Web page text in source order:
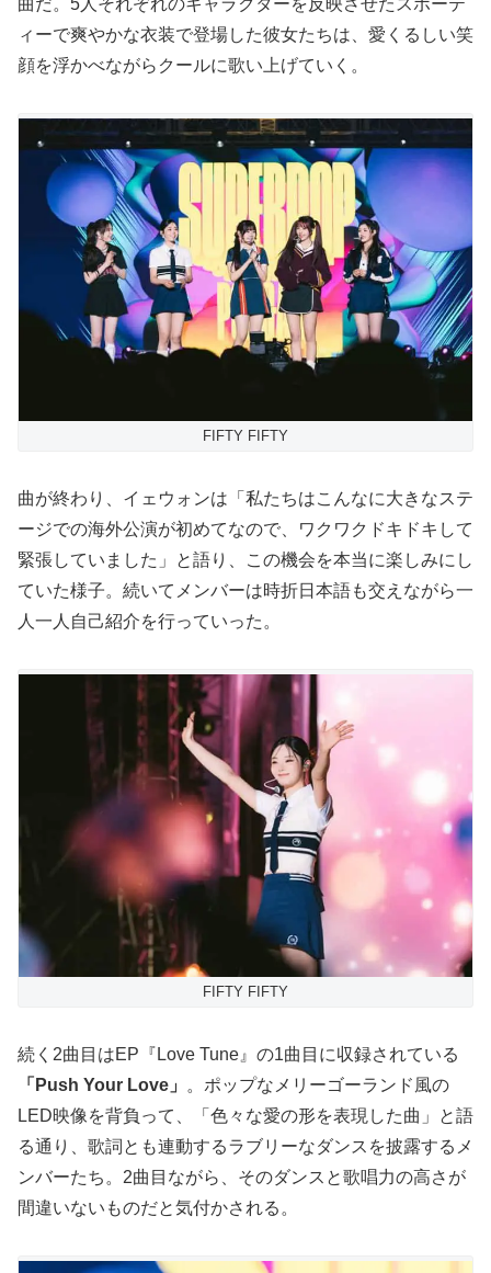
曲だ。5人それぞれのキャラクターを反映させたスポーテ
ィーで爽やかな衣装で登場した彼女たちは、愛くるしい笑
顔を浮かべながらクールに歌い上げていく。
FIFTY FIFTY
曲が終わり、イェウォンは「私たちはこんなに大きなステ
ージでの海外公演が初めてなので、ワクワクドキドキして
緊張していました」と語り、この機会を本当に楽しみにし
ていた様子。続いてメンバーは時折日本語も交えながら一
人一人自己紹介を行っていった。
FIFTY FIFTY
続く2曲目はEP『Love Tune』の1曲目に収録されている
「Push Your Love」
。ポップなメリーゴーランド風の
LED映像を背負って、「色々な愛の形を表現した曲」と語
る通り、歌詞とも連動するラブリーなダンスを披露するメ
ンバーたち。2曲目ながら、そのダンスと歌唱力の高さが
間違いないものだと気付かされる。